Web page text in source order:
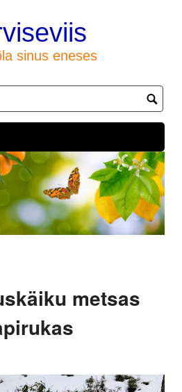
sinus eneses
metsas